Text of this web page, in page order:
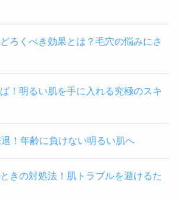
ろくべき効果とは？毛穴の悩みにさ
！明るい肌を手に入れる究極のスキ
！年齢に負けない明るい肌へ
きの対処法！肌トラブルを避けるた